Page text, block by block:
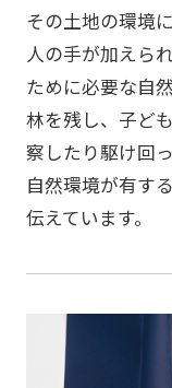
その土地の環境
人の手が加えら
ために必要な自
林を残し、子ど
察したり駆け回
自然環境が有す
伝えています。